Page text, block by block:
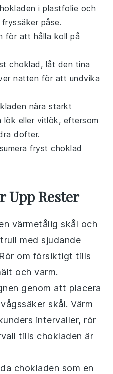
i plastfolie och
påse.
för att hålla koll på
choklad , låt den tina
natten för att undvika
nära starkt
lök eller vitlök, eftersom
dofter.
frystchoklad
Upp Rester
värmetålig skål och
med sjudande
om försiktigt tills
och varm.
genom att placera
skål. Värm
intervaller, rör
tills chokladen är
chokladen som en